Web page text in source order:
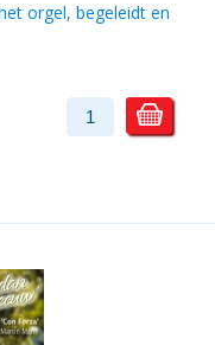
orgel, begeleidt en